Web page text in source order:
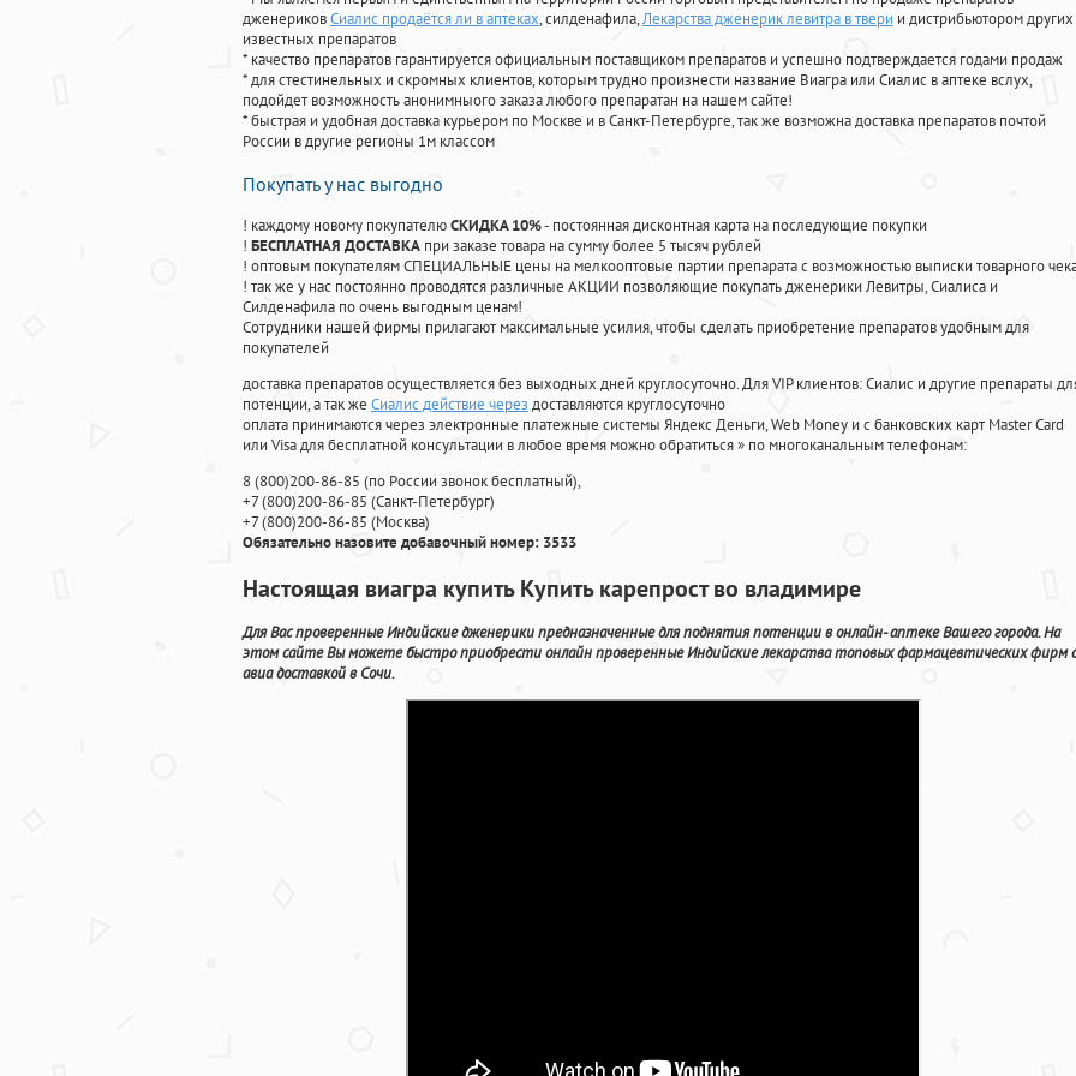
дженериковСиалис продаётся ли в аптеках, силденафила,Лекарства дженерик левитра в твери и дистрибьютором других
известных препаратов
* качество препаратов гарантируется официальным поставщиком препаратов и успешно подтверждается годами продаж
* для стестинельных и скромных клиентов, которым трудно произнести название Виагра или Сиалис в аптеке вслух,
подойдет возможность анонимныого заказа любого препаратан на нашем сайте!
* быстрая и удобная доставка курьером по Москве и в Санкт-Петербурге, так же возможна доставка препаратов почтой
России в другие регионы 1м классом
Покупать у нас выгодно
! каждому новому покупателюСКИДКА 10%- постоянная дисконтная карта на последующие покупки
! БЕСПЛАТНАЯ ДОСТАВКА при заказе товара на сумму более 5 тысяч рублей
! оптовым покупателям СПЕЦИАЛЬНЫЕ цены на мелкооптовые партии препарата с возможностью выписки товарного
! так же у нас постоянно проводятся различные АКЦИИ позволяющие покупать дженерики Левитры, Сиалиса и
Силденафила по очень выгодным ценам!
Cотрудники нашей фирмы прилагают максимальные усилия, чтобы сделать приобретение препаратов удобным для
покупателей
доставка препаратов осуществляется без выходных дней круглосуточно. Для VIP клиентов: Сиалис и другие препараты
потенции, а так же Сиалис действие через доставляются круглосуточно
оплата принимаются через электронные платежные системы Яндекс Деньги, Web Money и с банковских карт Master Card
или Visa для бесплатной консультации в любое время можно обратиться» по многоканальным телефонам:
8(800)200-86-85 (по России звонок бесплатный),
+7(800)200-86-85 (Санкт-Петербург)
+7(800)200-86-85 (Москва)
Обязательно назовите добавочный номер: 3533
Настоящая виагра купить Купить карепрост во владимире
Для Вас проверенные Индийские дженерики предназначенные для поднятия потенции в онлайн- аптеке Вашего города. На
этом сайте Вы можете быстро приобрести онлайн проверенные Индийские лекарства топовых фармацевтических фирм с
авиа доставкой в Сочи.